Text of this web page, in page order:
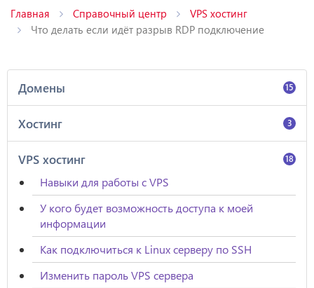
Главная Справочный центр
VPS хостинг
Что делать если идёт разрыв RDP подключение
Домены 15
Хостинг 3
VPS хостинг 18
Навыки для работы с VPS
У кого будет возможность доступа к моей
информации
Как подключиться к Linux серверу по SSH
Изменить пароль VPS сервера